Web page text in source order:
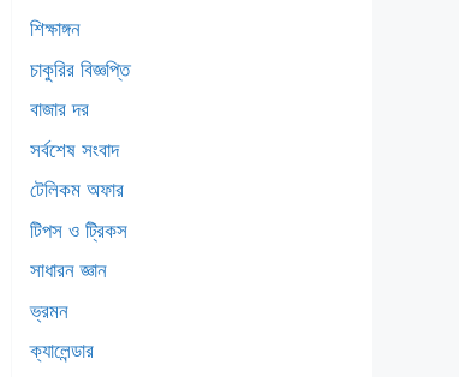
শিক্ষাঙ্গন
চাকুরির বিজ্ঞপ্তি
বাজার দর
সর্বশেষ সংবাদ
টেলিকম অফার
টিপস ও ট্রিকস
সাধারন জ্ঞান
ভ্রমন
ক্যালেন্ডার